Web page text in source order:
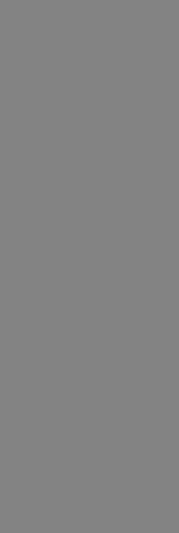
με τον τρόπο
χρήστης
ιστότοπο και
που μπορεί να
χρήστης πριν
ότι οι
συνδεδεμένοι